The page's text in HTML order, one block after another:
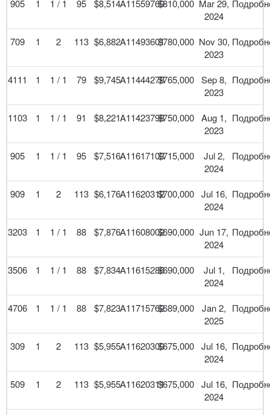
905 1 1 / 1 95 $8,514A11559769$810,000 Mar 29,
2024
709 1 2 113 $6,882A11493601$780,000 Nov 30,
2023
4111 1 1 / 1 79 $9,745A11444278$765,000 Sep 8,
2023
1103 1 1 / 1 91 $8,221A11423798$750,000 Aug 1,
2023
905 1 1 / 1 95 $7,516A11617103$715,000
Jul 2,
2024
909 1 2 113 $6,176A11620312$700,000 Jul 16,
2024
3203 1 1 / 1 88 $7,876A11608002$690,000 Jun 17,
2024
3506 1 1 / 1 88 $7,834A11615286$690,000
Jul 1,
2024
4706 1 1 / 1 88 $7,823A11715762$689,000
Jan 2,
2025
309 1 2 113 $5,955A11620309$675,000 Jul 16,
2024
509 1 2 113 $5,955A11620311$675,000 Jul 16,
2024